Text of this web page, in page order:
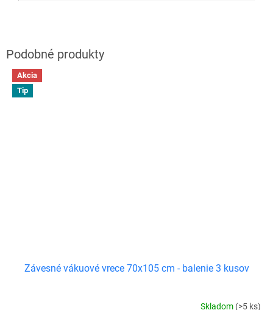
Akcia
Tip
Závesné vákuové vrece 70x105 cm - balenie 3 kusov
Skladom (>5 ks)